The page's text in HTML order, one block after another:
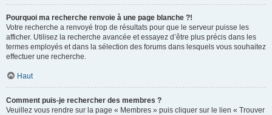
Pourquoi ma recherche renvoie à une page blanche ?!
Votre recherche a renvoyé trop de résultats pour que le serveur puisse les
afficher. Utilisez la recherche avancée et essayez d’être plus précis dans les
termes employés et dans la sélection des forums dans lesquels vous souhaitez
effectuer une recherche.
Haut
Comment puis-je rechercher des membres ?
Veuillez vous rendre sur la page « Membres » puis cliquer sur le lien « Trouver